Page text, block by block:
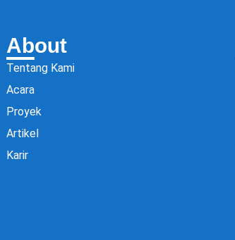
About
Tentang Kami
Acara
Proyek
Artikel
Karir